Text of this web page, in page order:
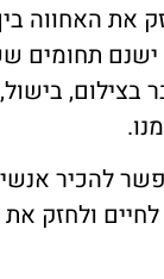
האחווה בין
ישנם תחומים
בישול,
להכיר
ולחזק